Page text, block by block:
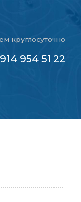
круглосуточно
954 51 22